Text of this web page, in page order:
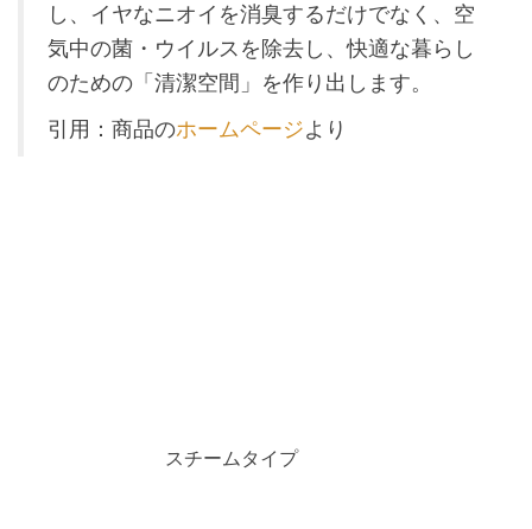
し、イヤなニオイを消臭するだけでなく、空
気中の菌・ウイルスを除去し、快適な暮らし
のための「清潔空間」を作り出します。
引用：商品のホームページより
スチームタイプ